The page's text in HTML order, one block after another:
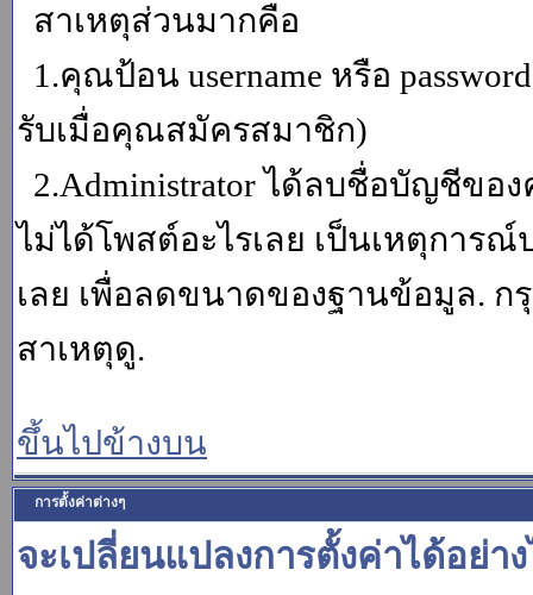
สาเหตุส่วนมากคือ
1.คุณป้อน username หรือ
รับเมื่อคุณสมัครสมาชิก)
2.Administrator ได้ลบชื่อบัญชีขอ
ไม่ได้โพสต์อะไรเลย เป็นเหตุการ
เลย เพื่อลดขนาดของฐานข้อมูล.
สาเหตุดู.
ขึ้นไปข้างบน
การตั้งค่าต่างๆ
จะเปลี่ยนแปลงการตั้งค่าได้อย่าง